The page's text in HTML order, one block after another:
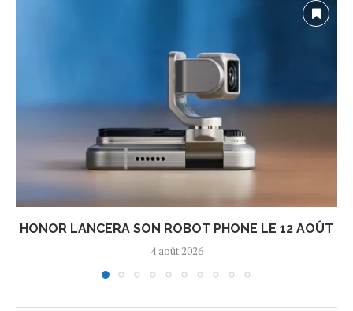
HONOR LANCERA SON ROBOT PHONE LE 12 AOÛT
4 août 2026